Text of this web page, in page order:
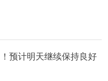
预计明天继续保持良好